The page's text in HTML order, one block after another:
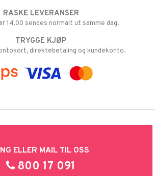
RASKE LEVERANSER
14.00 sendes normalt ut samme dag.
TRYGGE KJØP
direktebetaling og kundekonto.
ELLER MAIL TIL OSS
800 17 091